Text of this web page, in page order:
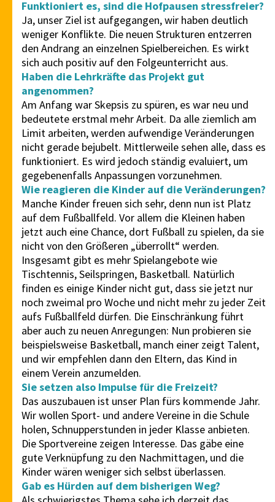
Funktioniert es, sind die Hofpausen stressfreier?
Ja, unser Ziel ist aufgegangen, wir haben deutlich
weniger Konflikte. Die neuen Strukturen entzerren
den Andrang an einzelnen Spielbereichen. Es wirkt
sich auch positiv auf den Folgeunterricht aus.
Haben die Lehrkräfte das Projekt gut
angenommen?
Am Anfang war Skepsis zu spüren, es war neu und
bedeutete erstmal mehr Arbeit. Da alle ziemlich am
Limit arbeiten, werden aufwendige Veränderungen
nicht gerade bejubelt. Mittlerweile sehen alle, dass es
funktioniert. Es wird jedoch ständig evaluiert, um
gegebenenfalls Anpassungen vorzunehmen.
Wie reagieren die Kinder auf die Veränderungen?
Manche Kinder freuen sich sehr, denn nun ist Platz
auf dem Fußballfeld. Vor allem die Kleinen haben
jetzt auch eine Chance, dort Fußball zu spielen, da sie
nicht von den Größeren „überrollt“ werden.
Insgesamt gibt es mehr Spielangebote wie
Tischtennis, Seilspringen, Basketball. Natürlich
finden es einige Kinder nicht gut, dass sie jetzt nur
noch zweimal pro Woche und nicht mehr zu jeder Zeit
aufs Fußballfeld dürfen. Die Einschränkung führt
aber auch zu neuen Anregungen: Nun probieren sie
beispielsweise Basketball, manch einer zeigt Talent,
und wir empfehlen dann den Eltern, das Kind in
einem Verein anzumelden.
Sie setzen also Impulse für die Freizeit?
Das auszubauen ist unser Plan fürs kommende Jahr.
Wir wollen Sport- und andere Vereine in die Schule
holen, Schnupperstunden in jeder Klasse anbieten.
Die Sportvereine zeigen Interesse. Das gäbe eine
gute Verknüpfung zu den Nachmittagen, und die
Kinder wären weniger sich selbst überlassen.
Gab es Hürden auf dem bisherigen Weg?